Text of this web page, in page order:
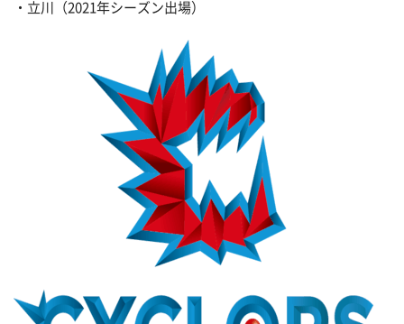
・立川（2021年シーズン出場）